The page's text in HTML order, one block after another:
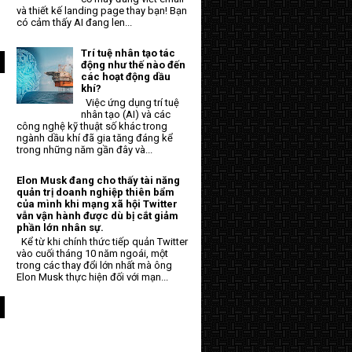
và thiết kế landing page thay bạn! Bạn
có cảm thấy AI đang len...
Trí tuệ nhân tạo tác
động như thế nào đến
các hoạt động dầu
khí?
Việc ứng dụng trí tuệ
nhân tạo (AI) và các
công nghệ kỹ thuật số khác trong
ngành dầu khí đã gia tăng đáng kể
trong những năm gần đây và...
Elon Musk đang cho thấy tài năng
quản trị doanh nghiệp thiên bẩm
của mình khi mạng xã hội Twitter
vẫn vận hành được dù bị cắt giảm
phần lớn nhân sự.
Kể từ khi chính thức tiếp quản Twitter
vào cuối tháng 10 năm ngoái, một
trong các thay đổi lớn nhất mà ông
Elon Musk thực hiện đối với mạn...